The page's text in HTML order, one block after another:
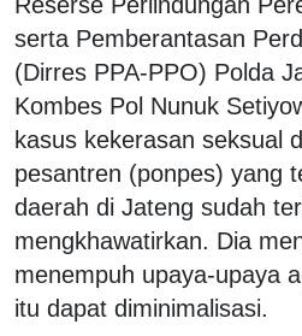
serta Pemberantasan
(Dirres PPA-PPO) Polda
Kombes Pol Nunuk
kasus kekerasan seksual
pesantren (ponpes) yang
daerah di Jateng sudah
mengkhawatirkan. Dia
menempuh upaya-upaya
itu dapat diminimalisasi.